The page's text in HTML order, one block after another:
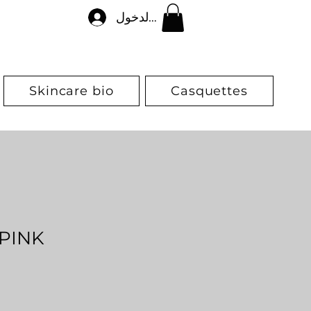
تسجيل الدخول
Skincare bio Casquettes